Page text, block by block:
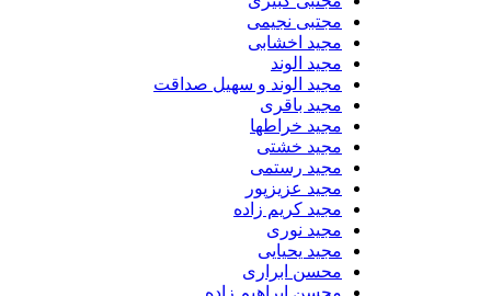
مجتبی نجیمی
مجید اخشابی
مجید الوند‎
مجید الوند و سهیل صداقت
مجید باقری
مجید خراطها
مجید خشتی
مجید رستمی
مجید عزیزپور
مجید کریم زاده
مجید نوری
مجید یحیایی
محسن ابراری
محسن ابراهیم زاده